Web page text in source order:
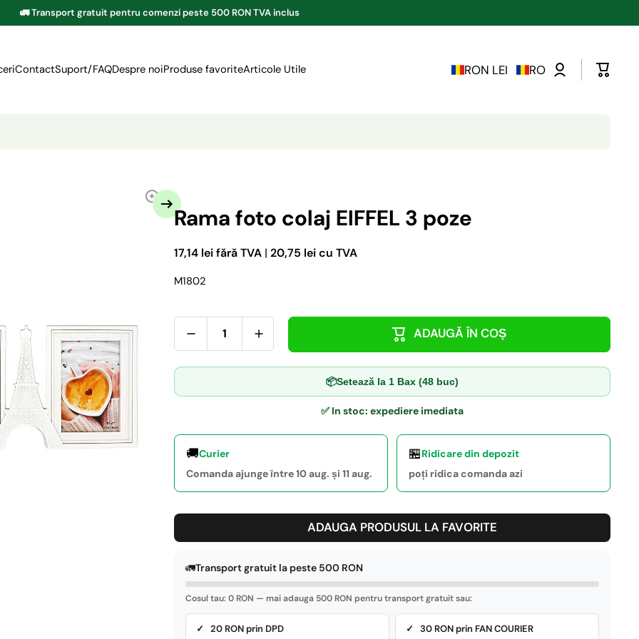
🚛 Transport gratuit pentru comenzi peste 500 RON TVA inclus
ContactSuport/FAQDespre noiProduse favoriteArticole Utile RON LEI RO
Rama foto colaj EIFFEL 3 poze
17,14 lei fără TVA | 20,75 lei cu TVA
M1802
ADAUGĂ ÎN COȘ
📦Setează la 1 Bax (48 buc)
✅ In stoc: expediere imediata
🚚Curier
Comanda ajunge între 10 aug. și 11 aug.
🏪Ridicare din depozit
poți ridica comanda azi
ADAUGA PRODUSUL LA FAVORITE
🚛Transport gratuit la peste 500 RON
Cosul tau: 0 RON — mai adauga 500 RON pentru transport gratuit sau:
✓ 20 RON prin DPD ✓ 30 RON prin FAN COURIER